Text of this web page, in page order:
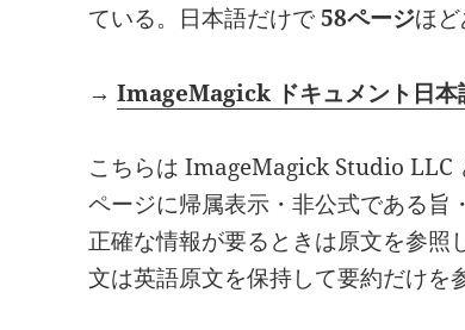
ている。日本語だけで58ページほど
→ImageMagick ドキュメント日本
こちらは ImageMagick Studio LLC
ページに帰属表示・非公式である旨
正確な情報が要るときは原文を参照
文は英語原文を保持して要約だけを